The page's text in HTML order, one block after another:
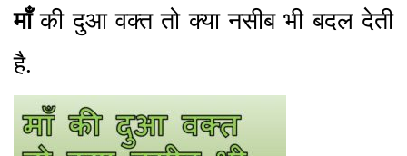
माँकी दुआ वक्त तो क्या नसीब भी बदल देती
है.